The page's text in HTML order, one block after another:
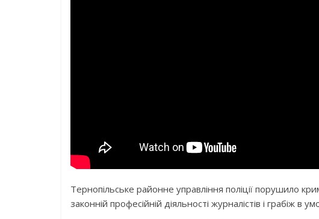
Тернопільське районне управління поліції порушило
законній професійній діяльності журналістів і грабіж в